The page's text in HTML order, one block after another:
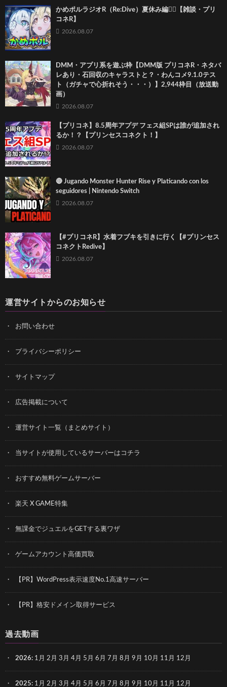
かめポルラジオR（Re:Dive）⁠夏休み編🏄‍♀️【雑談・プリ
コネR】
2026.08.07
DMM・アプリ系を遊ぶ枠【DMM版 プリコネR・ネタバ
レあり・石回収のキャラストと？・わんコメ9.1.0テス
ト（ガチャで心折れそう・・・）】2,944枠目（放送動
画）
2026.08.07
【プリコネ】8.5周年アプデ フェス組SPは誰が追加され
るか！？【プリンセスコネクト！】
2026.08.07
🔴 Jugando Monster Hunter Rise y Platicando con los
seguidores | Nintendo Switch
2026.08.07
【#プリコネR】水着フブキを引きに行く【#プリンセス
コネクトRedive】
2026.08.07
運営サイトからのお知らせ
お問い合わせ
プライバシーポリシー
サイトマップ
広告掲載について
運営サイト一覧（まとめサイト）
当サイトが使用しているサーバーはコチラ
おすすめ無料ゲームサーバー
楽天 X GAME特集
無課金でジュエルをGETする裏ワザ
ゲームアカウント高価買取
【PR】WordPress表示速度No.1高速サーバー
【PR】格安ドメイン取得サービス
過去動画
2026: 1月 2月 3月 4月 5月 6月 7月 8月 9月 10月 11月 12月
2025: 1月 2月 3月 4月 5月 6月 7月 8月 9月 10月 11月 12月